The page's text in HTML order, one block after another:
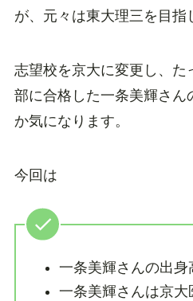
が、元々は東大理三を目指
志望校を京大に変更し、た
部に合格した一条美輝さん
か気になります。
今回は
一条美輝さんの出身
一条美輝さんは京